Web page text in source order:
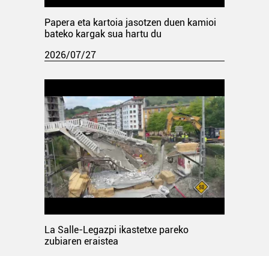
Papera eta kartoia jasotzen duen kamioi
bateko kargak sua hartu du
2026/07/27
La Salle-Legazpi ikastetxe pareko
zubiaren eraistea